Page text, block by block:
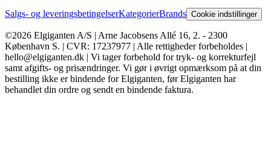
Salgs- og leveringsbetingelserKategorierBrands Cookie indstillinger
©2026 Elgiganten A/S | Arne Jacobsens Allé 16, 2. - 2300
København S. | CVR: 17237977 | Alle rettigheder forbeholdes |
hello@elgiganten.dk | Vi tager forbehold for tryk- og korrekturfejl
samt afgifts- og prisændringer. Vi gør i øvrigt opmærksom på at din
bestilling ikke er bindende for Elgiganten, før Elgiganten har
behandlet din ordre og sendt en bindende faktura.